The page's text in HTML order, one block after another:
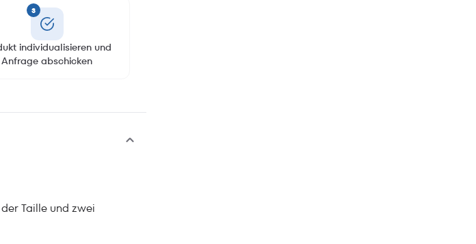
3
individualisieren und
Anfrage abschicken
Taille und zwei